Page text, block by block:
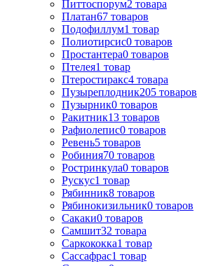
Питтоспорум2 товара
Платан67 товаров
Подофиллум1 товар
Полиотирсис0 товаров
Простантера0 товаров
Птелея1 товар
Птеростиракс4 товара
Пузыреплодник205 товаров
Пузырник0 товаров
Ракитник13 товаров
Рафиолепис0 товаров
Ревень5 товаров
Робиния70 товаров
Ростринкула0 товаров
Рускус1 товар
Рябинник8 товаров
Рябинокизильник0 товаров
Сакаки0 товаров
Самшит32 товара
Саркококка1 товар
Сассафрас1 товар